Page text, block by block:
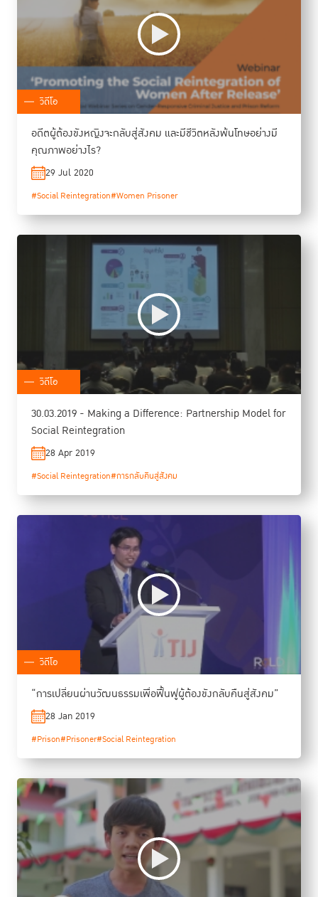
วิดีโอ
อดีตผู้ต้องขังหญิงจะกลับสู่สังคม และมีชีวิตหลังพ้นโทษอย่างมี
คุณภาพอย่างไร?
29 Jul 2020
#Social Reintegration#Women Prisoner
วิดีโอ
30.03.2019 - Making a Difference: Partnership Model for
Social Reintegration
28 Apr 2019
#Social Reintegration#การกลับคืนสู่สังคม
วิดีโอ
“การเปลี่ยนผ่านวัฒนธรรมเพื่อฟื้นฟูผู้ต้องขังกลับคืนสู่สังคม”
28 Jan 2019
#Prison#Prisoner#Social Reintegration